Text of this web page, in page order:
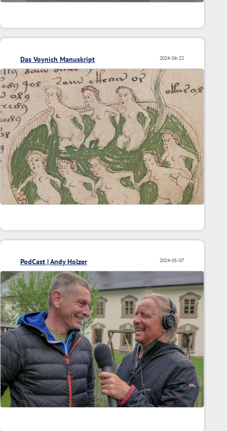
2024-06-22
Das Voynich Manuskript
2024-05-07
PodCast | Andy Holzer